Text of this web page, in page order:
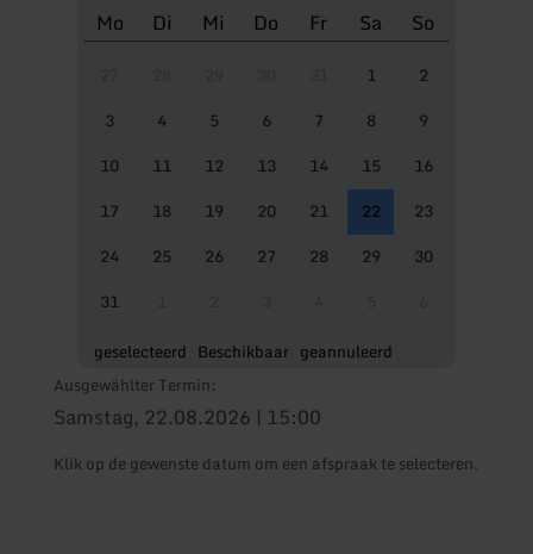
Mo Di Mi Do Fr Sa So
1
2
3
4 5 6 7 8
9
10
11 12 13 14 15
16
17
18 19 20 21 22
23
24
25 26 27 28 29
30
31
geselecteerd Beschikbaar geannuleerd
Ausgewählter Termin:
Samstag, 22.08.2026 | 15:00
Klik op de gewenste datum om een afspraak te selecteren.